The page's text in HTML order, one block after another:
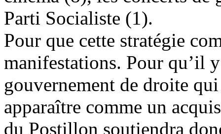
Parti Socialiste (1).
Pour que cette stratégie
manifestations. Pour qu’il
gouvernement de droite
apparaître comme un
du Postillon soutiendra